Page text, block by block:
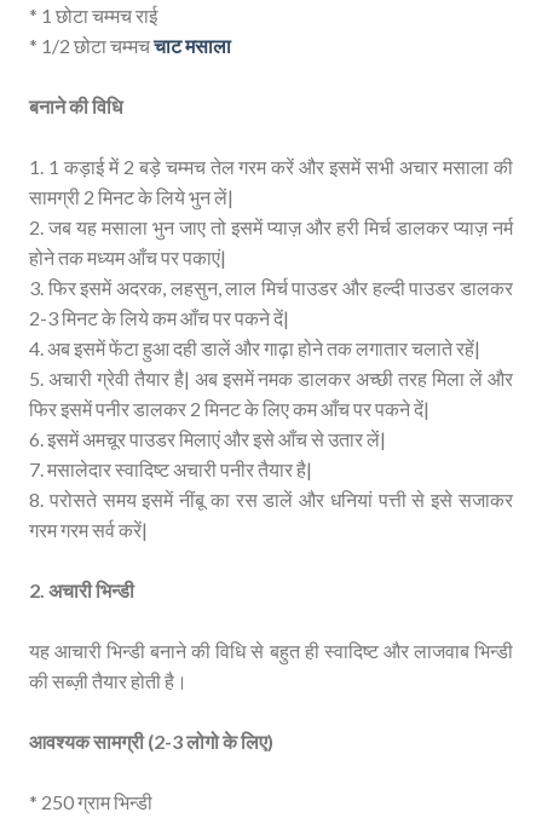
* 1 छोटा चम्मच राई
* 1/2 छोटा चम्मचचाट मसाला
बनाने की विधि
1. 1 कड़ाई में 2 बड़े चम्मच तेल गरम करें और इसमें सभी अचार मसाला की
सामग्री 2 मिनट के लिये भुन लें|
2. जब यह मसाला भुन जाए तो इसमें प्याज़ और हरी मिर्च डालकर प्याज़ नर्म
होने तक मध्यम आँच पर पकाएं|
3. फिर इसमें अदरक, लहसुन, लाल मिर्च पाउडर और हल्दी पाउडर डालकर
2-3 मिनट के लिये कम आँच पर पकने दें|
4. अब इसमें फेंटा हुआ दही डालें और गाढ़ा होने तक लगातार चलाते रहें|
5. अचारी ग्रेवी तैयार है| अब इसमें नमक डालकर अच्छी तरह मिला लें और
फिर इसमें पनीर डालकर 2 मिनट के लिए कम आँच पर पकने दें|
6. इसमें अमचूर पाउडर मिलाएं और इसे आँच से उतार लें|
7. मसालेदार स्वादिष्ट अचारी पनीर तैयार है|
8. परोसते समय इसमें नींबू का रस डालें और धनियां पत्ती से इसे सजाकर
गरम गरम सर्व करें|
2. अचारी भिन्डी
यह आचारी भिन्डी बनाने की विधि से बहुत ही स्वादिष्ट और लाजवाब भिन्डी
की सब्ज़ी तैयार होती है।
आवश्यक सामग्री (2-3 लोगो के लिए)
* 250 ग्राम भिन्डी